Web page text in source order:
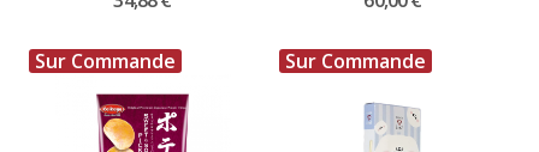
Sur Commande Sur Commande